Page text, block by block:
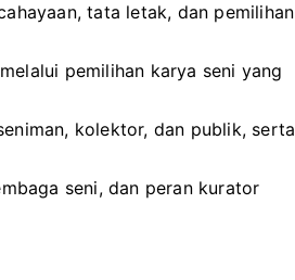
tata letak, dan pemilihan
pemilihan karya seni yang
kolektor, dan publik, serta
seni, dan peran kurator